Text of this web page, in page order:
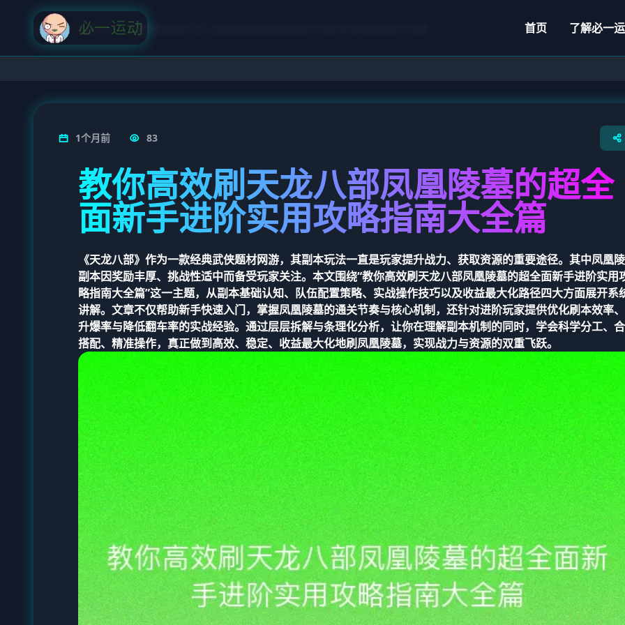
首页 了解必一
首页 体育要闻 教你高效刷天龙八部凤凰陵墓的超全面新手进阶实用攻略指南大全篇
1个月前 83
教你高效刷天龙八部凤凰陵墓的超全
面新手进阶实用攻略指南大全篇
《天龙八部》作为一款经典武侠题材网游，其副本玩法一直是玩家提升战力、获取资源的重要途径。其中凤凰
副本因奖励丰厚、挑战性适中而备受玩家关注。本文围绕“教你高效刷天龙八部凤凰陵墓的超全面新手进阶实用
略指南大全篇”这一主题，从副本基础认知、队伍配置策略、实战操作技巧以及收益最大化路径四大方面展开系
讲解。文章不仅帮助新手快速入门，掌握凤凰陵墓的通关节奏与核心机制，还针对进阶玩家提供优化刷本效率
升爆率与降低翻车率的实战经验。通过层层拆解与条理化分析，让你在理解副本机制的同时，学会科学分工、
搭配、精准操作，真正做到高效、稳定、收益最大化地刷凤凰陵墓，实现战力与资源的双重飞跃。